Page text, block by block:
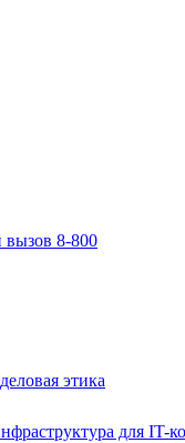
вызов 8-800
этика
для IT-